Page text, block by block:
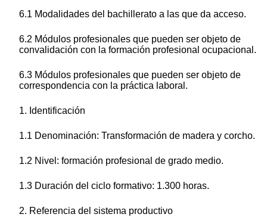
6.1 Modalidades del bachillerato a las que da acceso.
6.2 Módulos profesionales que pueden ser objeto de
convalidación con la formación profesional ocupacional.
6.3 Módulos profesionales que pueden ser objeto de
correspondencia con la práctica laboral.
1. Identificación
1.1 Denominación: Transformación de madera y corcho.
1.2 Nivel: formación profesional de grado medio.
1.3 Duración del ciclo formativo: 1.300 horas.
2. Referencia del sistema productivo